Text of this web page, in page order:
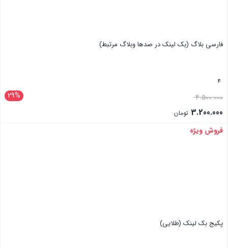
فارسی بلاگ (بک لینک در صدها وبلاگ مرتبط)
4
29% 4.500.000
3.200.000 تومان
بستن
فروش ویژه
پکیج بک لینک (طلایی)